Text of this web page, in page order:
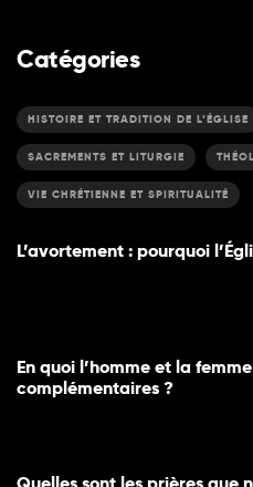
Catégories
HISTOIRE ET TRADITION DE L’ÉGLISE
SACREMENTS ET LITURGIE
VIE CHRÉTIENNE ET SPIRITUALITÉ
L’avortement : pourquoi
En quoi l’homme et la
complémentaires ?